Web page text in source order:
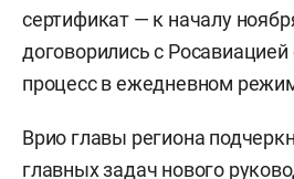
сертификат — к началу
договорились с
процесс в ежедневном
Врио главы региона
главных задач нового